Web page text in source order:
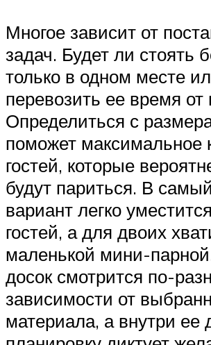
Многое зависит от
задач. Будет ли стоять
только в одном месте
перевозить ее время
Определиться с
поможет максимальное
гостей, которые
будут париться. В
вариант легко
гостей, а для двоих
маленькой мини-
досок смотрится по-
зависимости от
материала, а внутри ее